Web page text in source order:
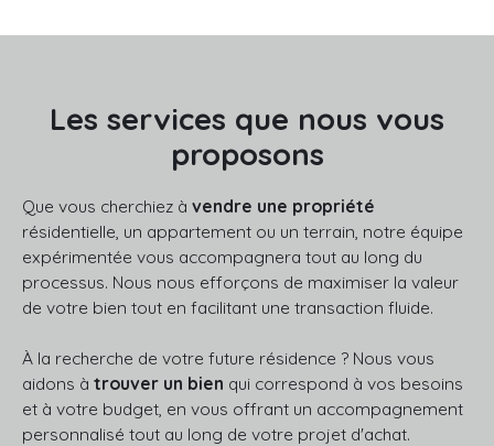
Les services que nous vous
proposons
Que vous cherchiez à vendre une propriété
résidentielle, un appartement ou un terrain, notre équipe
expérimentée vous accompagnera tout au long du
processus. Nous nous efforçons de maximiser la valeur
de votre bien tout en facilitant une transaction fluide.
À la recherche de votre future résidence ? Nous vous
aidons à trouver un bien qui correspond à vos besoins
et à votre budget, en vous offrant un accompagnement
personnalisé tout au long de votre projet d'achat.